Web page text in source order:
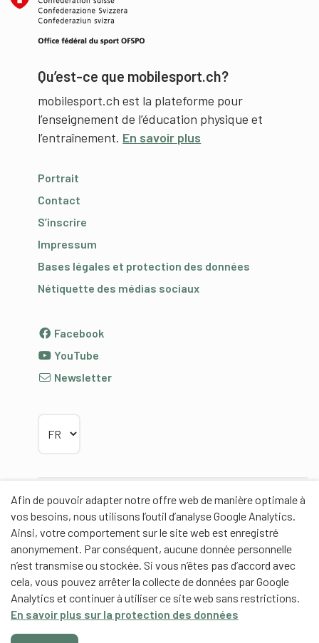
Afin de pouvoir adapter notre offre web de manière optimale à
vos besoins, nous utilisons l’outil d’analyse Google Analytics.
Ainsi, votre comportement sur le site web est enregistré
anonymement. Par conséquent, aucune donnée personnelle
n’est transmise ou stockée. Si vous n’êtes pas d’accord avec
cela, vous pouvez arrêter la collecte de données par Google
Analytics et continuer à utiliser ce site web sans restrictions.
En savoir plus sur la protection des données
Qu’est-ce que mobilesport.ch?
mobilesport.ch est la plateforme pour
l’enseignement de l’éducation physique et
l’entraînement. En savoir plus
Portrait
Contact
S’inscrire
Impressum
Bases légales et protection des données
Nétiquette des médias sociaux
Facebook
YouTube
Newsletter
Partenaires
Partenaires de contenus
Haute école fédérale de sport de Macolin HEFSM